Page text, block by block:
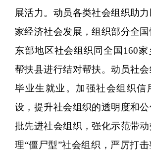
展活力。动员各类社会组织助
家经济社会发展，组织部分全
东部地区社会组织同全国160家
帮扶县进行结对帮扶。动员社
毕业生就业。加强社会组织信
设，提升社会组织的透明度和
批先进社会组织，强化示范带
理“僵尸型”社会组织，严厉打